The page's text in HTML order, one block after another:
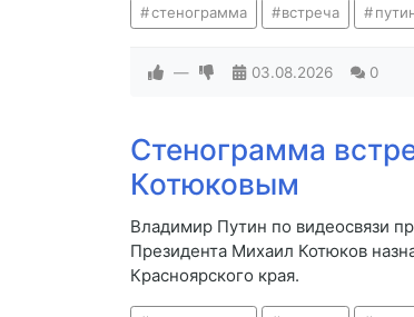
стенограмма встреча
— 03.08.2026 0
Стенограмма
Котюковым
Владимир Путин по видеосвязи
Президента Михаил Котюков
Красноярского края.